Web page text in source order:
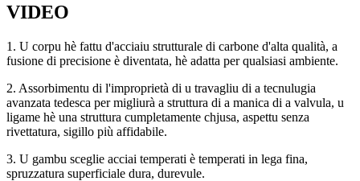
VIDEO
1. U corpu hè fattu d'acciaiu strutturale di carbone d'alta qualità, a
fusione di precisione è diventata, hè adatta per qualsiasi ambiente.
2. Assorbimentu di l'improprietà di u travagliu di a tecnulugia
avanzata tedesca per migliurà a struttura di a manica di a valvula, u
ligame hè una struttura cumpletamente chjusa, aspettu senza
rivettatura, sigillo più affidabile.
3. U gambu sceglie acciai temperati è temperati in lega fina,
spruzzatura superficiale dura, durevule.